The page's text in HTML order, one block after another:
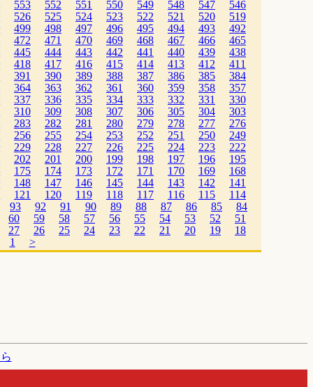
553 552 551 550 549 548 547
546
526 525 524 523 522 521 520
519
499 498 497 496 495 494 493
492
472 471 470 469 468 467 466
465
445 444 443 442 441 440 439
438
418 417 416 415 414 413 412
411
391 390 389 388 387 386 385
384
364 363 362 361 360 359 358
357
337 336 335 334 333 332 331
330
310 309 308 307 306 305 304
303
283 282 281 280 279 278 277
276
256 255 254 253 252 251 250
249
229 228 227 226 225 224 223
222
202 201 200 199 198 197 196
195
175 174 173 172 171 170 169
168
148 147 146 145 144 143 142
141
121 120 119 118 117 116 115
114
93 92 91 90 89 88 87 86 85
84
60 59 58 57 56 55 54 53 52
51
27 26 25 24 23 22 21 20 19
18
1 >